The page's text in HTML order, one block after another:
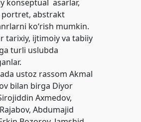
konseptual asarlar,
portret, abstrakt
ko‘rish mumkin.
tarixiy, ijtimoiy va tabiiy
turli uslubda
ustoz rassom Akmal
bilan birga Diyor
Axmedov,
Abdumajid